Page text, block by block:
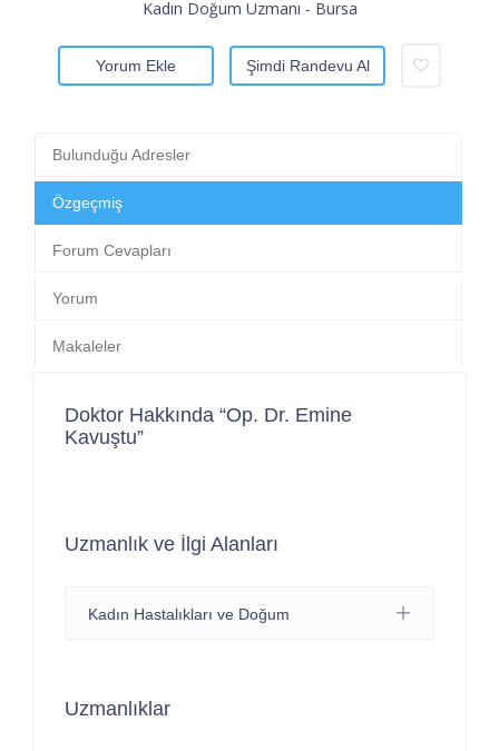
Kadın Doğum Uzmanı - Bursa
Yorum Ekle Şimdi Randevu Al
Bulunduğu Adresler
Özgeçmiş
Forum Cevapları
Yorum
Makaleler
Doktor Hakkında “Op. Dr. Emine
Kavuştu”
Uzmanlık ve İlgi Alanları
Kadın Hastalıkları ve Doğum
Uzmanlıklar